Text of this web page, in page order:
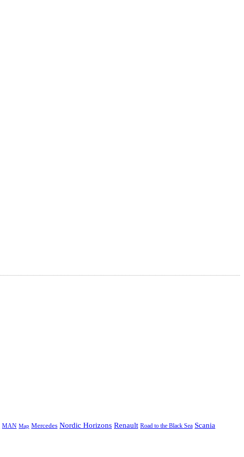
MAN Map Mercedes Nordic Horizons Renault Road to the Black Sea Scania